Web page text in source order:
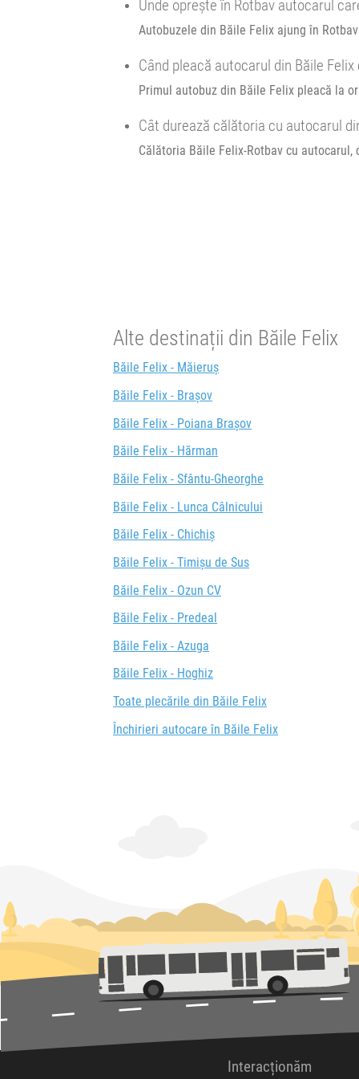
Durată: Zile
L M
Unde oprește în Rotbav autocarul
Autobuzele din Băile Felix ajung în
Când pleacă autocarul din Băile Felix
Primul autobuz din Băile Felix pleacă la
Cât durează călătoria cu autocarul
Călătoria Băile Felix-Rotbav cu autocarul,
Alte destinații din Băile Felix
Băile Felix - Măieruș
Băile Felix - Brașov
Băile Felix - Poiana Brașov
Băile Felix - Hărman
Băile Felix - Sfântu-Gheorghe
Băile Felix - Lunca Câlnicului
Băile Felix - Chichiș
Băile Felix - Timișu de Sus
Băile Felix - Ozun CV
Băile Felix - Predeal
Băile Felix - Azuga
Băile Felix - Hoghiz
Toate plecările din Băile Felix
Închirieri autocare în Băile Felix
Interacționăm